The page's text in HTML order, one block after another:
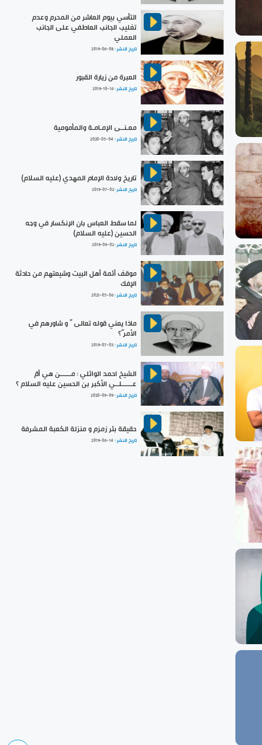
التأسي بيوم العاشر من المحرم وعدم
تغليب الجانب العاطفي على الجانب
العملي
تاريخ النشر :2019-06-08
العبرة من زيارة القبور
تاريخ النشر :2019-10-16
معـنــى الإمـامـة والمأمومية
تاريخ النشر : 2020-05-04
تاريخ ولادة الإمام المهدي (عليه السلام)
تاريخ النشر :2019-07-02
لما سقط العباس بان الإنكسار في وجه
الحسين (عليه السلام)
تاريخ النشر :2019-09-02
موقف أئمة أهل البيت وشيعتهم من حادثة
الإفك
تاريخ النشر :2021-05-06
ماذا يعني قوله تعالى “ و شاورهم في
الأمر”؟
تاريخ النشر :2019-07-03
الشيخ احمد الوائلي : مــــــن هي أمّ
عــــــلــي الأكبر بن الحسين عليه السلام ؟
تاريخ النشر :2020-09-09
حقيقة بئر زمزم و منزلة الكعبة المشرفة
تاريخ النشر : 2019-06-14